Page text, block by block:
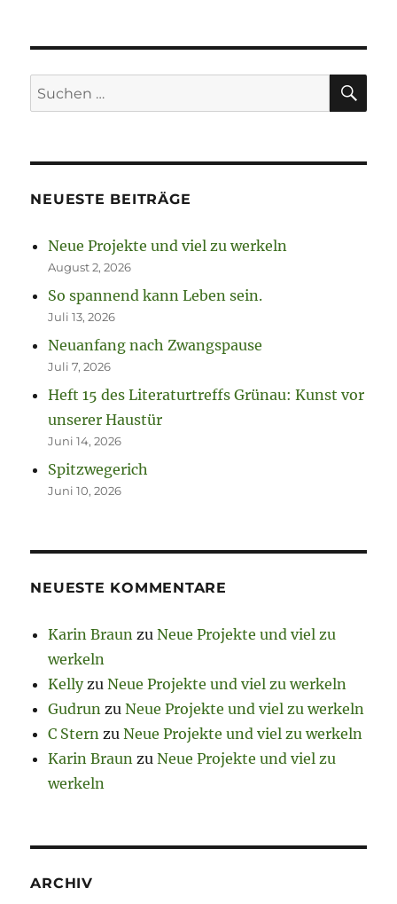
Suchen
nach:
NEUESTE BEITRÄGE
Neue Projekte und viel zu werkeln
August 2, 2026
So spannend kann Leben sein.
Juli 13, 2026
Neuanfang nach Zwangspause
Juli 7, 2026
Heft 15 des Literaturtreffs Grünau: Kunst vor
unserer Haustür
Juni 14, 2026
Spitzwegerich
Juni 10, 2026
NEUESTE KOMMENTARE
Karin Braun zuNeue Projekte und viel zu
werkeln
KellyzuNeue Projekte und viel zu werkeln
Gudrun zuNeue Projekte und viel zu werkeln
C Stern zuNeue Projekte und viel zu werkeln
Karin Braun zuNeue Projekte und viel zu
werkeln
ARCHIV